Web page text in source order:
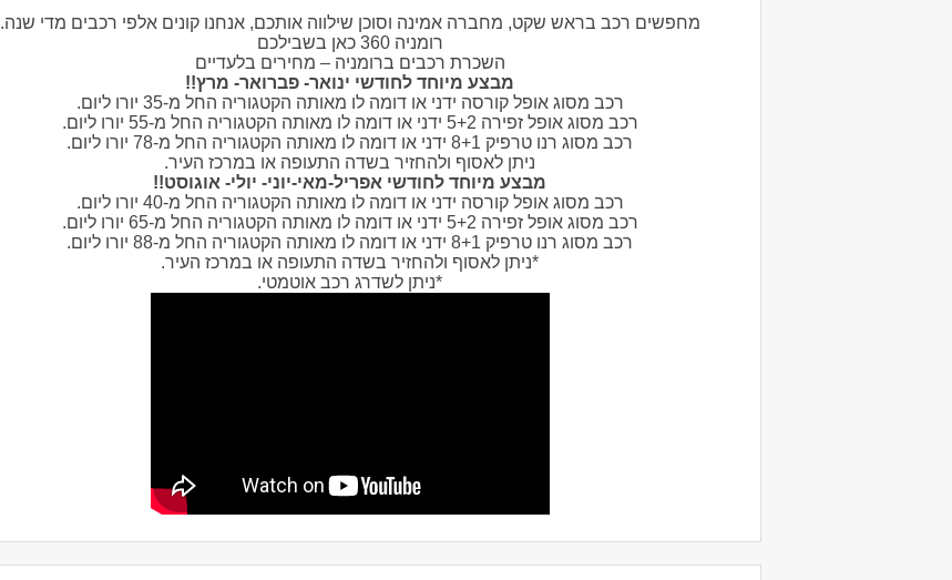
מחפשים רכב בראש שקט, מחברה אמינה וסוכן שילווה אותכם, אנחנו קונים אלפי רכבים מדי שנה.
רומניה 360 כאן בשבילכם
השכרת רכבים ברומניה – מחירים בלעדיים
מבצע מיוחד לחודשי ינואר- פברואר- מרץ!!
רכב מסוג אופל קורסה ידני או דומה לו מאותה הקטגוריה החל מ-35 יורו ליום.
רכב מסוג אופל זפירה 5+2 ידני או דומה לו מאותה הקטגוריה החל מ-55 יורו ליום.
רכב מסוג רנו טרפיק 8+1 ידני או דומה לו מאותה הקטגוריה החל מ-78 יורו ליום.
ניתן לאסוף ולהחזיר בשדה התעופה או במרכז העיר.
מבצע מיוחד לחודשי אפריל-מאי-יוני- יולי- אוגוסט!!
רכב מסוג אופל קורסה ידני או דומה לו מאותה הקטגוריה החל מ-40 יורו ליום.
רכב מסוג אופל זפירה 5+2 ידני או דומה לו מאותה הקטגוריה החל מ-65 יורו ליום.
רכב מסוג רנו טרפיק 8+1 ידני או דומה לו מאותה הקטגוריה החל מ-88 יורו ליום.
*ניתן לאסוף ולהחזיר בשדה התעופה או במרכז העיר.
*ניתן לשדרג רכב אוטמטי.